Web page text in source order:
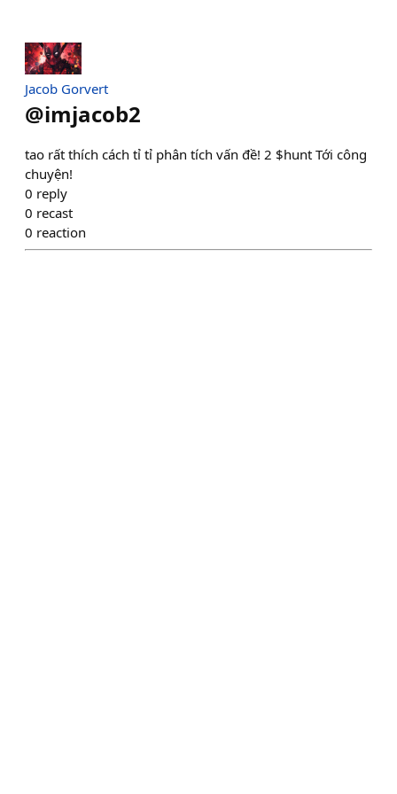
Jacob Gorvert
@imjacob2
tao rất thích cách tỉ tỉ phân tích vấn đề! 2 $hunt Tới công
chuyện!
0 reply
0 recast
0 reaction